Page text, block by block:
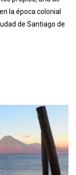
la época colonial
de Santiago de